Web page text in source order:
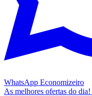
WhatsApp Economizeiro
As melhores ofertas do dia!